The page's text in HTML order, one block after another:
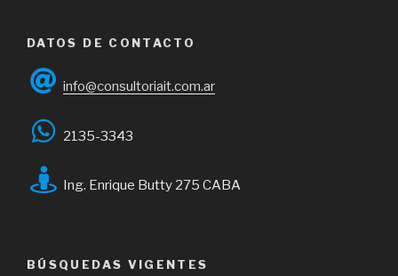
DATOS DE CONTACTO
info@consultoriait.com.ar
2135-3343
Ing. Enrique Butty 275 CABA
BÚSQUEDAS VIGENTES